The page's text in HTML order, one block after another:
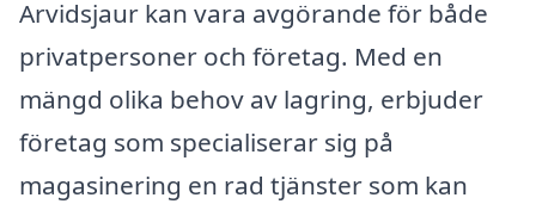
Arvidsjaur kan vara avgörande för både
privatpersoner och företag. Med en
mängd olika behov av lagring, erbjuder
företag som specialiserar sig på
magasinering en rad tjänster som kan